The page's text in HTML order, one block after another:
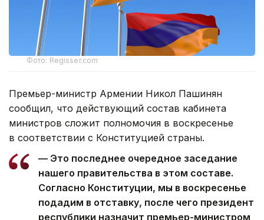
Фото: Regisser.com
Премьер-министр Армении Никол Пашинян
сообщил, что действующий состав кабинета
министров сложит полномочия в воскресенье
в соответствии с Конституцией страны.
— Это последнее очередное заседание
нашего правительства в этом составе.
Согласно Конституции, мы в воскресенье
подадим в отставку, после чего президент
республики назначит премьер-министром